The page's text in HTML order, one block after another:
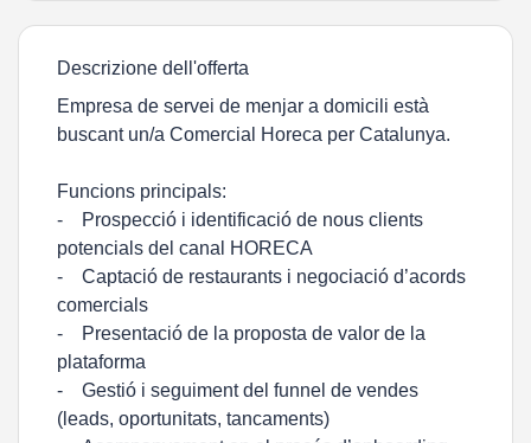
Descrizione dell'offerta
Empresa de servei de menjar a domicili està
buscant un/a Comercial Horeca per Catalunya.
Funcions principals:
- Prospecció i identificació de nous clients
potencials del canal HORECA
- Captació de restaurants i negociació d’acords
comercials
- Presentació de la proposta de valor de la
plataforma
- Gestió i seguiment del funnel de vendes
(leads, oportunitats, tancaments)